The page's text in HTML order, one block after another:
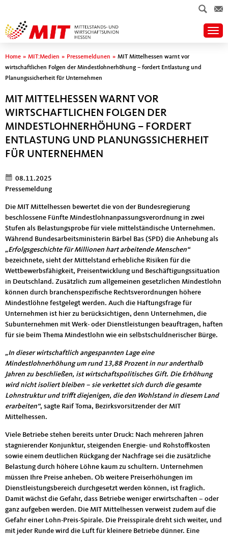
Sie sind hier
Home » MIT:Medien » Pressemeldunen » MIT Mittelhessen warnt vor
wirtschaftlichen Folgen der Mindestlohnerhöhung – fordert Entlastung und
Planungssicherheit für Unternehmen
MIT MITTELHESSEN WARNT VOR
WIRTSCHAFTLICHEN FOLGEN DER
MINDESTLOHNERHÖHUNG – FORDERT
ENTLASTUNG UND PLANUNGSSICHERHEIT
FÜR UNTERNEHMEN
08.11.2025
Pressemeldung
Die MIT Mittelhessen bewertet die von der Bundesregierung
beschlossene Fünfte Mindestlohnanpassungsverordnung in zwei
Stufen als Belastungsprobe für viele mittelständische Unternehmen.
Während Bundesarbeitsministerin Bärbel Bas (SPD) die Anhebung als
„Erfolgsgeschichte für Millionen hart arbeitende Menschen“
bezeichnete, sieht der Mittelstand erhebliche Risiken für die
Wettbewerbsfähigkeit, Preisentwicklung und Beschäftigungssituation
in Deutschland. Zusätzlich zum allgemeinen gesetzlichen Mindestlohn
können durch branchenspezifische Rechtsverordnungen höhere
Mindestlöhne festgelegt werden. Auch die Haftungsfrage für
Unternehmen ist hier zu berücksichtigen, denn Unternehmen, die
Subunternehmen mit Werk- oder Dienstleistungen beauftragen, haften
für sie beim Thema Mindestlohn wie ein selbstschuldnerischer Bürge.
„In dieser wirtschaftlich angespannten Lage eine
Mindestlohnerhöhung um rund 13,88 Prozent in nur anderthalb
Jahren zu beschließen, ist wirtschaftspolitisches Gift. Die Erhöhung
wird nicht isoliert bleiben – sie verkettet sich durch die gesamte
Lohnstruktur und trifft diejenigen, die den Wohlstand in diesem Land
erarbeiten“, sagte Raif Toma, Bezirksvorsitzender der MIT
Mittelhessen.
Viele Betriebe stehen bereits unter Druck: Nach mehreren Jahren
stagnierender Konjunktur, steigenden Energie- und Rohstoffkosten
sowie einem deutlichen Rückgang der Nachfrage sei die zusätzliche
Belastung durch höhere Löhne kaum zu schultern. Unternehmen
müssen Ihre Preise anheben. Ob weitere Preiserhöhungen im
Dienstleistungsbereich durchgesetzt werden können, ist fraglich.
Damit wächst die Gefahr, dass Betriebe weniger erwirtschaften – oder
ganz aufgeben werden. Die MIT Mittelhessen verweist zudem auf die
Gefahr einer Lohn-Preis-Spirale. Die Preisspirale dreht sich weiter, und
mit jeder Runde wird die Luft für kleinere Betriebe dünner. Eine